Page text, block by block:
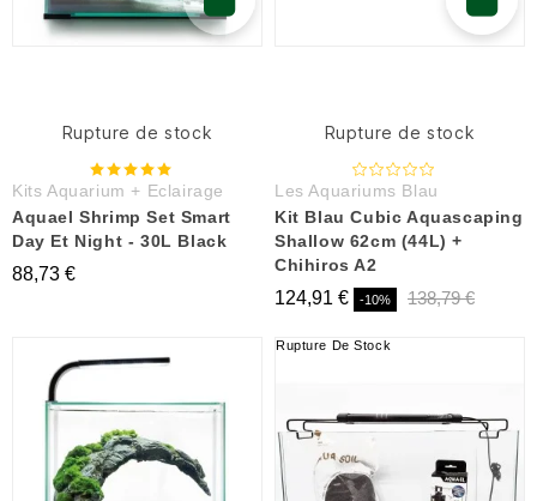
Rupture de stock
Kits Aquarium + Eclairage
Aquael Shrimp Set Smart
Day Et Night - 30L Black
88,73 €
Rupture de stock
Les Aquariums Blau
Kit Blau Cubic Aquascaping
Shallow 62cm (44L) +
Chihiros A2
124,91 € -10% 138,79 €
Rupture De Stock